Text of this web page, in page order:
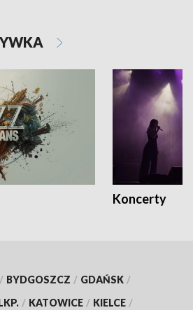
Koncerty
/ BYDGOSZCZ / GDAŃSK /
/ KATOWICE / KIELCE /